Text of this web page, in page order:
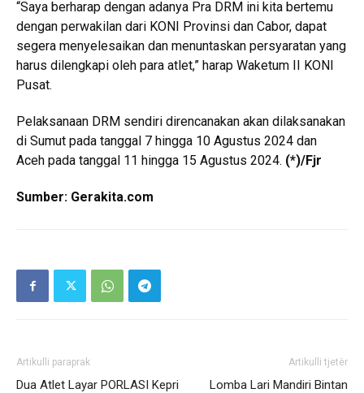
“Saya berharap dengan adanya Pra DRM ini kita bertemu
dengan perwakilan dari KONI Provinsi dan Cabor, dapat
segera menyelesaikan dan menuntaskan persyaratan yang
harus dilengkapi oleh para atlet,” harap Waketum II KONI
Pusat.
Pelaksanaan DRM sendiri direncanakan akan dilaksanakan
di Sumut pada tanggal 7 hingga 10 Agustus 2024 dan
Aceh pada tanggal 11 hingga 15 Agustus 2024. (*)/Fjr
Sumber: Gerakita.com
Artikulli paraprak
Dua Atlet Layar PORLASI Kepri
Artikulli tjetër
Lomba Lari Mandiri Bintan